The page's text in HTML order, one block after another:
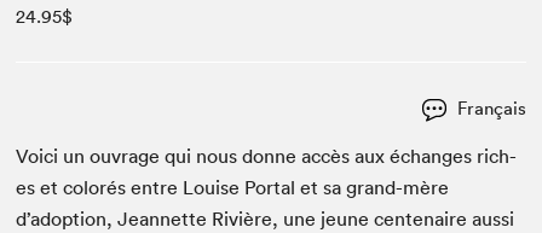
24.95$
Français
Voici un ouvrage qui nous donne accès aux échanges rich­
es et col­orés entre Louise Por­tal et sa grand-mère
d’adoption, Jean­nette Riv­ière, une jeune cen­te­naire aus­si